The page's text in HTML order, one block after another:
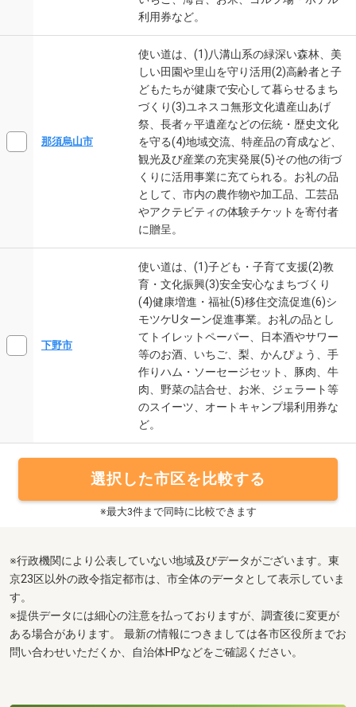
利用券など。
那須烏山市
使い道は、(1)八溝山系の緑深い森林、美
しい田園や里山を守り活用(2)高齢者と子
どもたちが健康で安心して暮らせるまち
づくり(3)ユネスコ無形文化遺産山あげ
祭、長者ヶ平遺産などの伝統・歴史文化
を守る(4)地域交流、特産品の育成など、
観光及び産業の充実発展(5)その他の街づ
くりに活用事業に充てられる。お礼の品
として、市内の農作物や加工品、工芸品
やアクテビティの体験チケットを寄付者
に贈呈。
下野市
使い道は、(1)子ども・子育て支援(2)教
育・文化振興(3)安全安心なまちづくり
(4)健康増進・福祉(5)移住交流促進(6)シ
モツケUターン促進事業。お礼の品とし
てトイレットペーパー、日本酒やサワー
等のお酒、いちご、梨、かんぴょう、手
作りハム・ソーセージセット、豚肉、牛
肉、野菜の詰合せ、お米、ジェラート等
のスイーツ、オートキャンプ場利用券な
ど。
選択した市区を比較する
※最大3件まで同時に比較できます
※行政機関により公表していない地域及びデータがございます。東
京23区以外の政令指定都市は、市全体のデータとして表示していま
す。
※提供データには細心の注意を払っておりますが、調査後に変更が
ある場合があります。 最新の情報につきましては各市区役所までお
問い合わせいただくか、自治体HPなどをご確認ください。